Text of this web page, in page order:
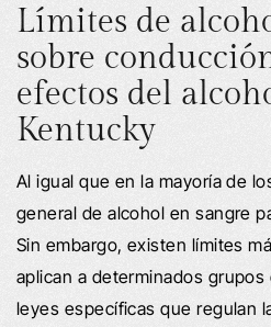
Límites de
sobre
efectos del
Kentucky
Al igual que en la mayoría de
general de alcohol en sangre
Sin embargo, existen límites
aplican a determinados
leyes específicas que regulan